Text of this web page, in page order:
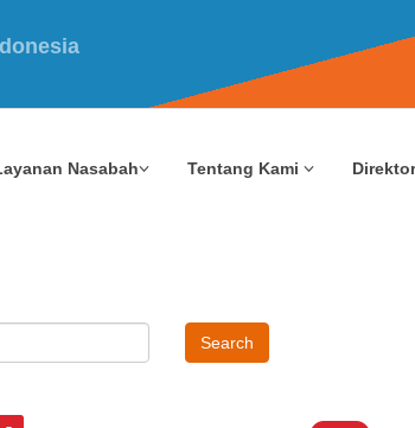
Nasabah Tentang Kami